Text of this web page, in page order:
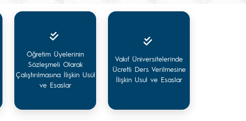
Öğretim Üyelerinin
Sözleşmeli Olarak
Çalıştırılmasına İlişkin Usül
ve Esaslar
Vakıf Üniversitelerinde
Ücretli Ders Verilmesine
İlişkin Usul ve Esaslar